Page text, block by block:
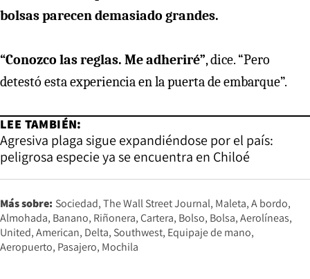
bolsas parecen demasiado grandes.
“Conozco las reglas. Me adheriré”, dice. “Pero
detestó esta experiencia en la puerta de embarque”.
LEE TAMBIÉN:
Agresiva plaga sigue expandiéndose por el país:
peligrosa especie ya se encuentra en Chiloé
Más sobre: Sociedad The Wall Street Journal Maleta A bordo
Almohada Banano Riñonera Cartera Bolso Bolsa Aerolíneas
United American Delta Southwest Equipaje de mano
Aeropuerto Pasajero Mochila